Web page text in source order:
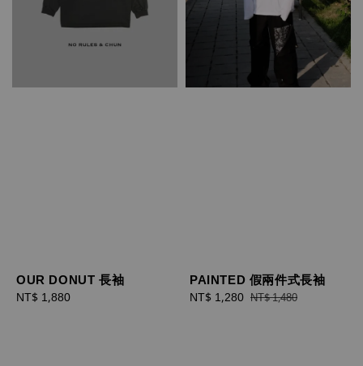
OUR DONUT 長袖
Regular
NT$ 1,880
PAINTED 假兩件式長袖
Sale
NT$ 1,280 Regular
NT$ 1,480